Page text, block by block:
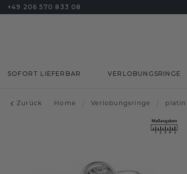
+49 206 570 833 08
SOFORT LIEFERBAR VERLOBUNGSRINGE
Zurück Home / Verlobungsringe / platin